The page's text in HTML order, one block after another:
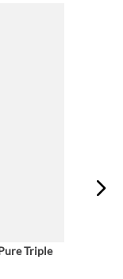
Triple